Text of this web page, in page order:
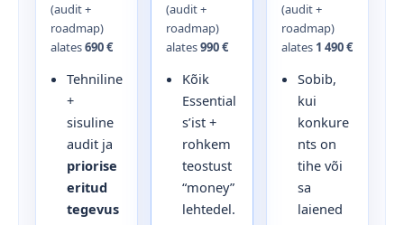
(audit +
roadmap)
alates690 €
Tehniline
+
sisuline
audit ja
priorise
eritud
tegevus
(audit +
roadmap)
alates990 €
Kõik
Essential
s’ist +
rohkem
teostust
“money”
lehtedel.
(audit +
roadmap)
alates 1 490 €
Sobib,
kui
konkure
nts on
tihe või
sa
laiened